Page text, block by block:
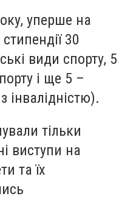
уперше на
30
види спорту, 5
і ще 5 –
інвалідністю).
тільки
виступи на
та їх